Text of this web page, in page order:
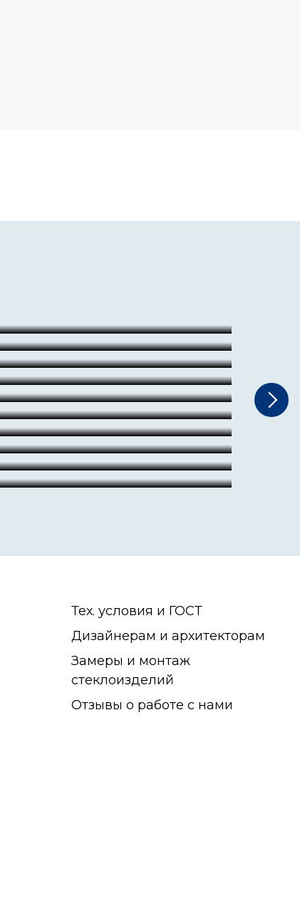
Тех. условия и ГОСТ
Дизайнерам и архитекторам
Замеры и монтаж
стеклоизделий
Отзывы о работе с нами